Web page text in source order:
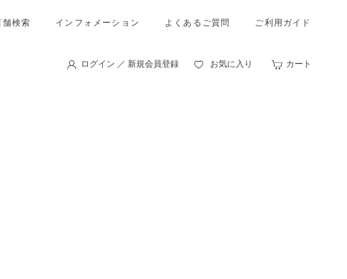
舗検索 インフォメーション よくあるご質問 ご利用ガイド
ログイン ／ 新規会員登録 お気に入り カート